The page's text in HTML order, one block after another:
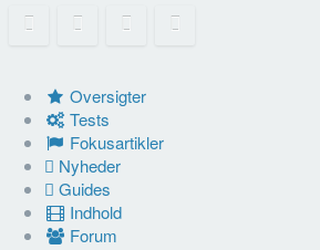
Oversigter
Tests
Fokusartikler
Nyheder
Guides
Indhold
Forum